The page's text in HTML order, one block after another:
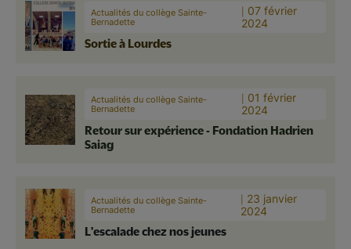
Actualités du collège Sainte-
Bernadette
07 février
2024
Sortie à Lourdes
Actualités du collège Sainte-
Bernadette
01 février
2024
Retour sur expérience - Fondation Hadrien
Saiag
Actualités du collège Sainte-
Bernadette
23 janvier
2024
L'escalade chez nos jeunes